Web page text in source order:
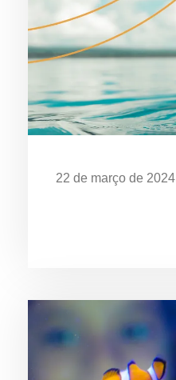
22 de março de 2024